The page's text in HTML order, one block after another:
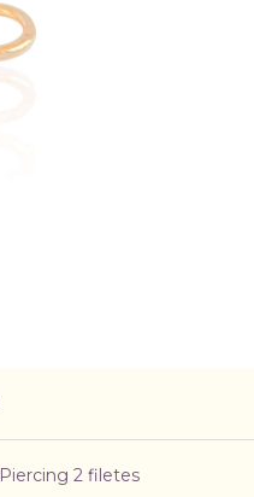
Piercing 2 filetes